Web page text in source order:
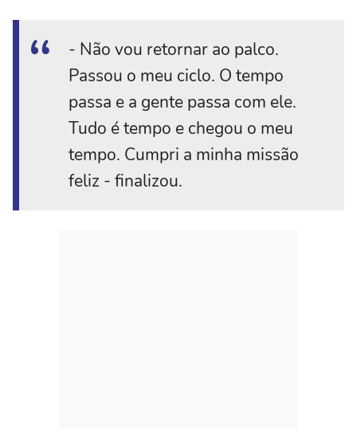
- Não vou retornar ao palco.
Passou o meu ciclo. O tempo
passa e a gente passa com ele.
Tudo é tempo e chegou o meu
tempo. Cumpri a minha missão
feliz - finalizou.